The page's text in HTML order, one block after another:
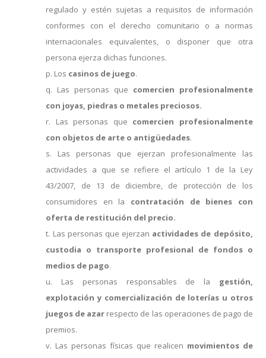
regulado y estén sujetas a requisitos de información
conformes con el derecho comunitario o a normas
internacionales equivalentes, o disponer que otra
persona ejerza dichas funciones.
p. Los casinos de juego.
q. Las personas que comercien profesionalmente
con joyas, piedras o metales preciosos.
r. Las personas que comercien profesionalmente
con objetos de arte o antigüedades.
s. Las personas que ejerzan profesionalmente las
actividades a que se refiere el artículo 1 de la Ley
43/2007, de 13 de diciembre, de protección de los
consumidores en la contratación de bienes con
oferta de restitución del precio.
t. Las personas que ejerzan actividades de depósito,
custodia o transporte profesional de fondos o
medios de pago.
u. Las personas responsables de la gestión,
explotación y comercialización de loterías u otros
juegos de azar respecto de las operaciones de pago de
premios.
v. Las personas físicas que realicen movimientos de